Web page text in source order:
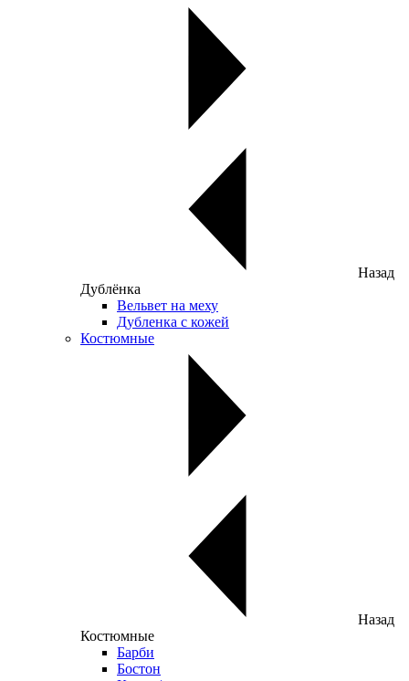
Назад
Дублёнка
Вельвет на меху
Дубленка с кожей
Костюмные
Назад
Костюмные
Барби
Бостон